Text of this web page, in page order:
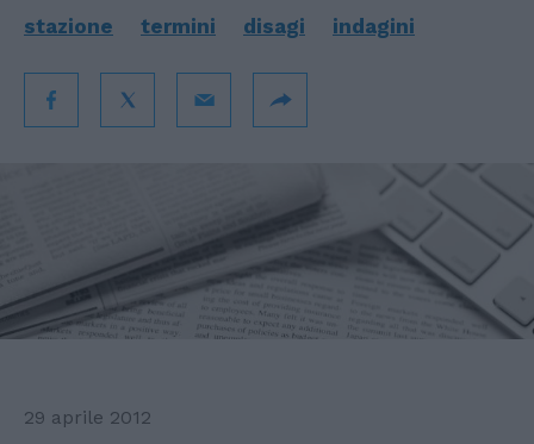
stazione termini disagi indagini
29 aprile 2012